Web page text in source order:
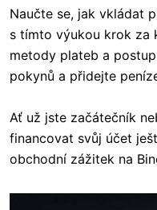
Naučte se, jak vkládat
s tímto výukou krok za
metody plateb a
pokynů a přidejte
Ať už jste začátečník
financovat svůj účet
obchodní zážitek na